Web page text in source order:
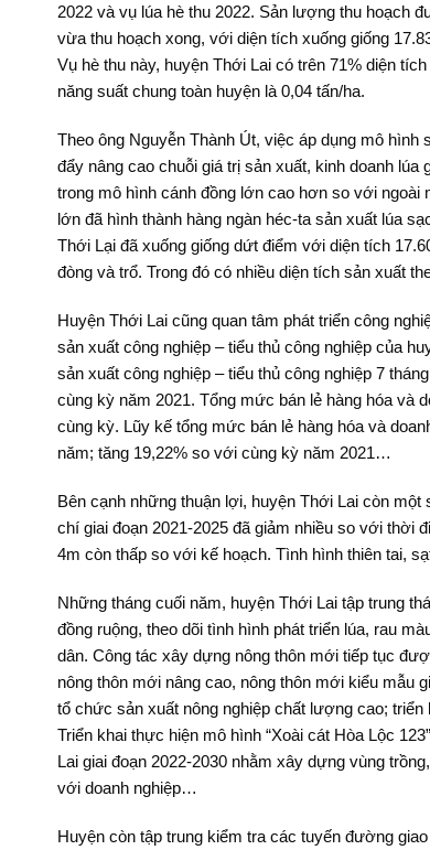
2022 và vụ lúa hè thu 2022. Sản lượng thu hoạch
vừa thu hoạch xong, với diện tích xuống giống
Vụ hè thu này, huyện Thới Lai có trên 71% diện
năng suất chung toàn huyện là 0,04 tấn/ha.
Theo ông Nguyễn Thành Út, việc áp dụng mô hình
đẩy nâng cao chuỗi giá trị sản xuất, kinh doanh
trong mô hình cánh đồng lớn cao hơn so với ngoài
lớn đã hình thành hàng ngàn héc-ta sản xuất lúa
Thới Lại đã xuống giống dứt điểm với diện tích
đòng và trổ. Trong đó có nhiều diện tích sản xuất
Huyện Thới Lai cũng quan tâm phát triển công
sản xuất công nghiệp – tiểu thủ công nghiệp của
sản xuất công nghiệp – tiểu thủ công nghiệp 7
cùng kỳ năm 2021. Tổng mức bán lẻ hàng hóa và
cùng kỳ. Lũy kế tổng mức bán lẻ hàng hóa và
năm; tăng 19,22% so với cùng kỳ năm 2021…
Bên cạnh những thuận lợi, huyện Thới Lai còn
chí giai đoạn 2021-2025 đã giảm nhiều so với thời
4m còn thấp so với kế hoạch. Tình hình thiên tai,
Những tháng cuối năm, huyện Thới Lai tập trung
đồng ruộng, theo dõi tình hình phát triển lúa, rau
dân. Công tác xây dựng nông thôn mới tiếp tục
nông thôn mới nâng cao, nông thôn mới kiểu mẫu
tổ chức sản xuất nông nghiệp chất lượng cao;
Triển khai thực hiện mô hình “Xoài cát Hòa Lộc
Lai giai đoạn 2022-2030 nhằm xây dựng vùng
với doanh nghiệp…
Huyện còn tập trung kiểm tra các tuyến đường